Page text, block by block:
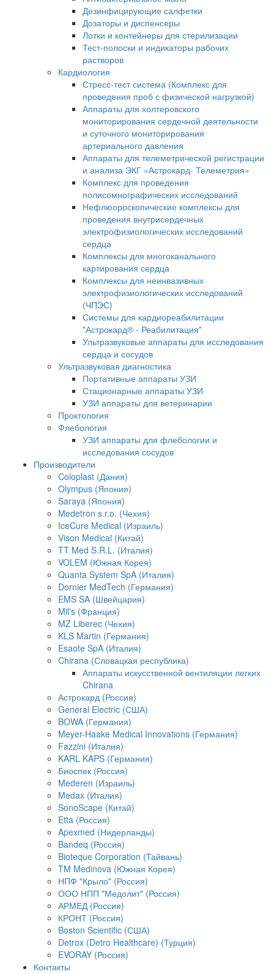
Дезинфицирующие салфетки
Дозаторы и диспенсеры
Лотки и контейнеры для стерилизации
Тест-полоски и индикаторы рабочих
растворов
Кардиология
Стресс-тест система (Комплекс для
проведения проб с физической нагрузкой)
Аппараты для холтеровского
мониторирования сердечной деятельности
и суточного мониторирования
артериального давления
Аппараты для телеметрической регистрации
и анализа ЭКГ «Астрокард- Телеметрия»
Комплекс для проведения
полисомнографических исследований
Нефлюороскопические комплексы для
проведения внутрисердечных
электрофизиологических исследований
сердца
Комплексы для многоканального
картирования сердца
Комплексы для неинвазивных
электрофизиологических исследований
(ЧПЭС)
Системы для кардиореабилитации
"Астрокард® - Реабилитация"
Ультразвуковые аппараты для исследования
сердца и сосудов
Ультразвуковая диагностика
Портативные аппараты УЗИ
Стационарные аппараты УЗИ
УЗИ аппараты для ветеринарии
Проктология
Флебология
УЗИ аппараты для флебологии и
исследования сосудов
Производители
Coloplast (Дания)
Olympus (Япония)
Saraya (Япония)
Medetron s.r.o. (Чехия)
IceCure Medical (Израиль)
Vison Medical (Китай)
TT Med S.R.L. (Италия)
VOLEM (Южная Корея)
Quanta System SpA (Италия)
Dornier MedTech (Германия)
EMS SA (Швейцария)
Mil's (Франция)
MZ Liberec (Чехия)
KLS Martin (Германия)
Esaote SpA (Италия)
Chirana (Словацкая республика)
Аппараты искусственной вентиляции легких
Chirana
Астрокард (Россия)
General Electric (США)
BOWA (Германия)
Meyer-Haake Medical Innovations (Германия)
Fazzini (Италия)
KARL KAPS (Германия)
Биоспек (Россия)
Mederen (Израиль)
Medax (Италия)
SonoScape (Китай)
Etta (Россия)
Apexmed (Нидерланды)
Bandeq (Россия)
Bioteque Corporation (Тайвань)
TM Medinova (Южная Корея)
НПФ "Крыло" (Россия)
ООО НПП "Медолит" (Россия)
АРМЕД (Россия)
КРОНТ (Россия)
Boston Scientific (США)
Detrox (Detro Healthcare) (Турция)
EVORAY (Россия)
Контакты